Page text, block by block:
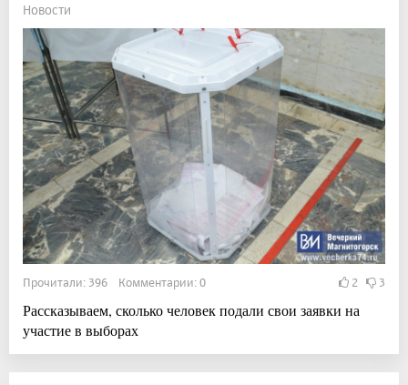
Новости
Прочитали: 396 Комментарии: 0 2 3
Рассказываем, сколько человек подали свои заявки на
участие в выборах